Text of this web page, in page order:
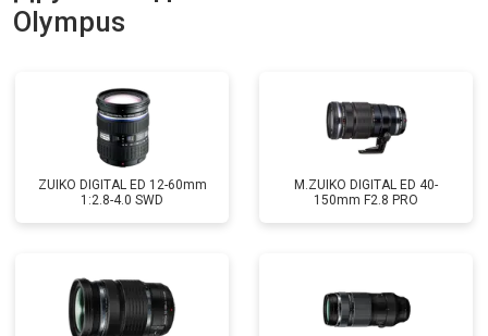
Olympus
ZUIKO DIGITAL ED 12-60mm
1:2.8-4.0 SWD
M.ZUIKO DIGITAL ED 40-
150mm F2.8 PRO